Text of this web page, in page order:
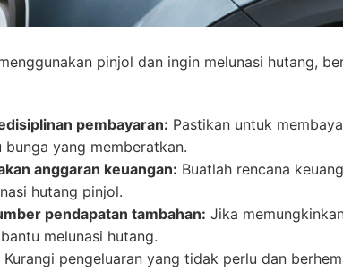
pinjol dan ingin melunasi hutang,
pembayaran: Pastikan untuk
bunga yang memberatkan.
anggaran keuangan: Buatlah rencana
hutang pinjol.
pendapatan tambahan: Jika
melunasi hutang.
Kurangi pengeluaran yang tidak perlu dan